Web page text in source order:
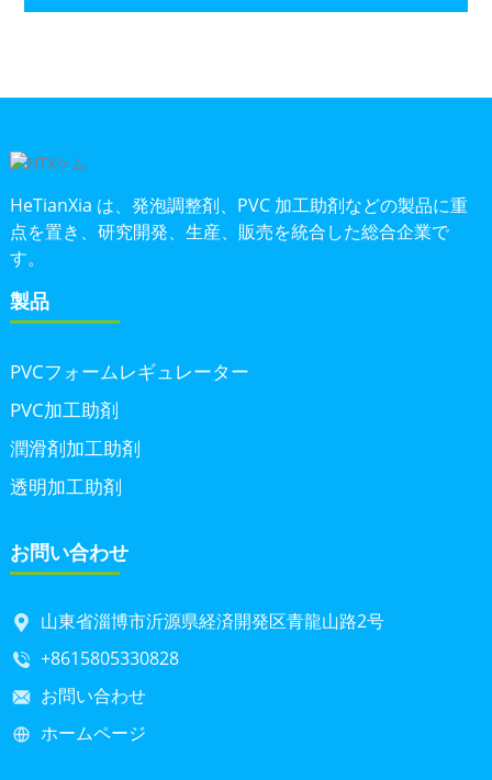
HeTianXia は、発泡調整剤、PVC 加工助剤などの製品に重
点を置き、研究開発、生産、販売を統合した総合企業で
す。
製品
PVCフォームレギュレーター
PVC加工助剤
潤滑剤加工助剤
透明加工助剤
お問い合わせ
山東省淄博市沂源県経済開発区青龍山路2号
+8615805330828
お問い合わせ
ホームページ